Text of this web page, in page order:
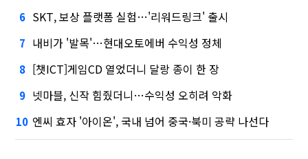
6 SKT, 보상 플랫폼 실험…'리워드링크' 출시
7 내비가 '발목'…현대오토에버 수익성 정체
8 [챗ICT]게임CD 열었더니 달랑 종이 한 장
9 넷마블, 신작 힘줬더니…수익성 오히려 악화
10 엔씨 효자 '아이온', 국내 넘어 중국·북미 공략 나선다